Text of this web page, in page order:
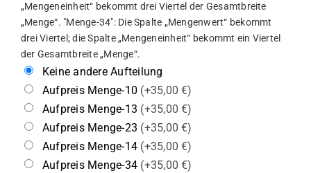
„Mengeneinheit“ bekommt drei Viertel der Gesamtbreite
„Menge“. "Menge-34": Die Spalte „Mengenwert“ bekommt
drei Viertel; die Spalte „Mengeneinheit“ bekommt ein Viertel
der Gesamtbreite „Menge“.
Keine andere Aufteilung
Aufpreis Menge-10 (+35,00 €)
Aufpreis Menge-13 (+35,00 €)
Aufpreis Menge-23 (+35,00 €)
Aufpreis Menge-14 (+35,00 €)
Aufpreis Menge-34 (+35,00 €)